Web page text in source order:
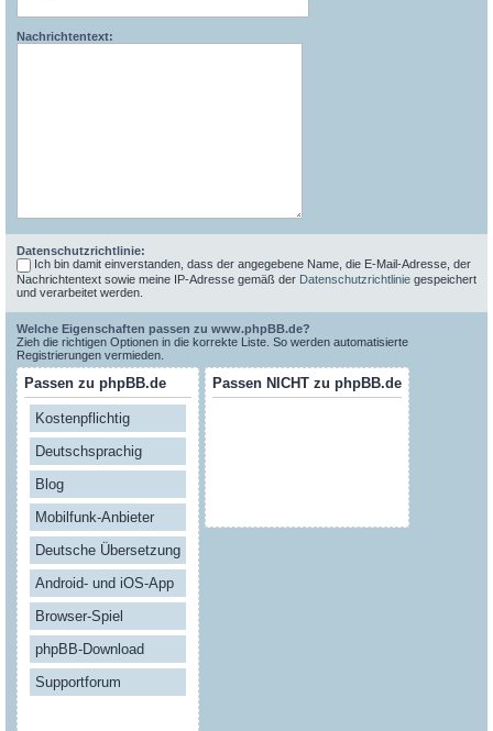
Nachrichtentext:
Datenschutzrichtlinie:
Ich bin damit einverstanden, dass der angegebene Name, die E-Mail-Adresse, der
Nachrichtentext sowie meine IP-Adresse gemäß der Datenschutzrichtlinie gespeichert
und verarbeitet werden.
Welche Eigenschaften passen zu www.phpBB.de?
Zieh die richtigen Optionen in die korrekte Liste. So werden automatisierte
Registrierungen vermieden.
Passen zu phpBB.de
Kostenpflichtig
Deutschsprachig
Blog
Mobilfunk-Anbieter
Deutsche Übersetzung
Android- und iOS-App
Browser-Spiel
phpBB-Download
Supportforum
Passen NICHT zu phpBB.de